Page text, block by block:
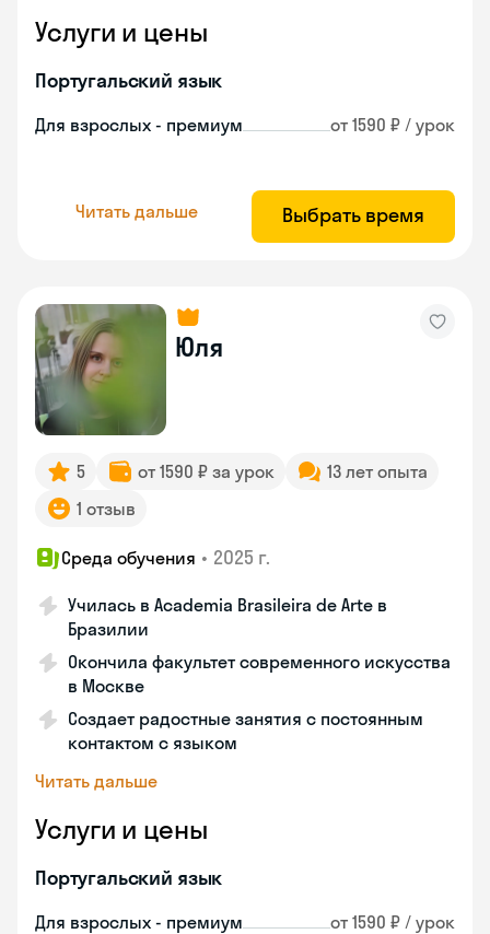
Услуги и цены
Португальский язык
Для взрослых - премиум от 1590 ₽ / урок
Читать дальше Выбрать время
Юля
5 от 1590 ₽ за урок
13 лет опыта
1 отзыв
Среда обучения • 2025 г.
Училась в Academia Brasileira de Arte в
Бразилии
Окончила факультет современного искусства
в Москве
Создает радостные занятия с постоянным
контактом с языком
Читать дальше
Услуги и цены
Португальский язык
Для взрослых - премиум от 1590 ₽ / урок